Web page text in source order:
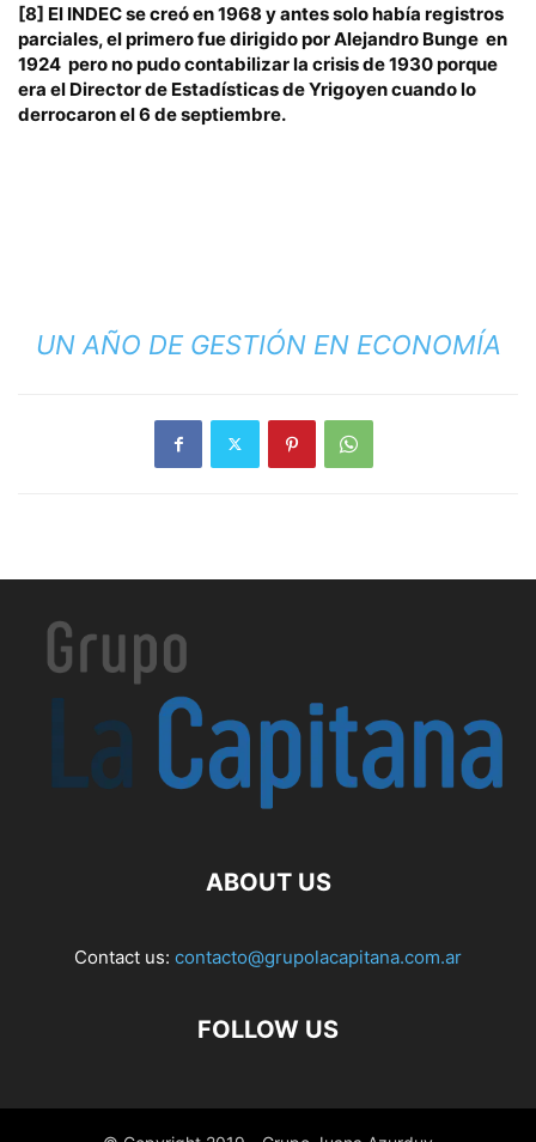
[8] El INDEC se creó en 1968 y antes solo había registros
parciales, el primero fue dirigido por Alejandro Bunge en
1924 pero no pudo contabilizar la crisis de 1930 porque
era el Director de Estadísticas de Yrigoyen cuando lo
derrocaron el 6 de septiembre.
UN AÑO DE GESTIÓN EN ECONOMÍA
ABOUT US
Contact us: contacto@grupolacapitana.com.ar
FOLLOW US